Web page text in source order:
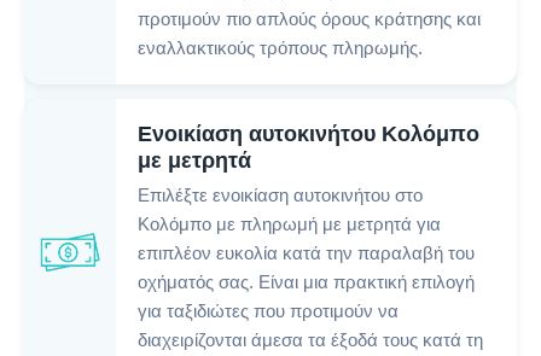
προτιμούν πιο απλούς όρους κράτησης και
εναλλακτικούς τρόπους πληρωμής.
Ενοικίαση αυτοκινήτου Κολόμπο
με μετρητά
Επιλέξτε ενοικίαση αυτοκινήτου στο
Κολόμπο με πληρωμή με μετρητά για
επιπλέον ευκολία κατά την παραλαβή του
οχήματός σας. Είναι μια πρακτική επιλογή
για ταξιδιώτες που προτιμούν να
διαχειρίζονται άμεσα τα έξοδά τους κατά τη